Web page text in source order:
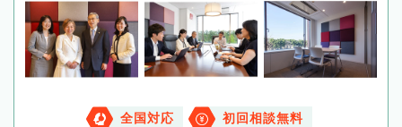
全国対応 初回相談無料